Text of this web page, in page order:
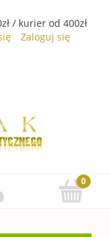
/ kurier od 400zł
Zaloguj się